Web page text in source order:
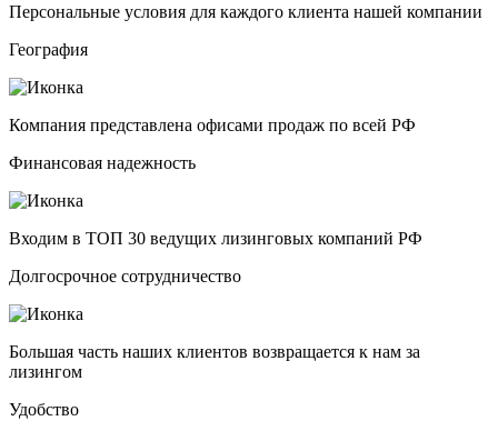
Персональные условия для каждого клиента нашей компании
География
Компания представлена офисами продаж по всей РФ
Финансовая надежность
Входим в ТОП 30 ведущих лизинговых компаний РФ
Долгосрочное сотрудничество
Большая часть наших клиентов возвращается к нам за
лизингом
Удобство